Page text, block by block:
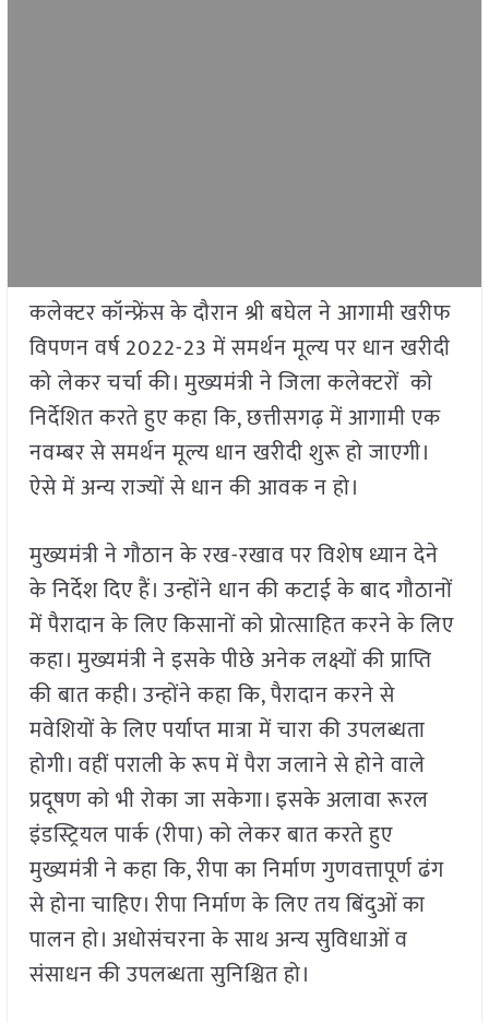
कलेक्टर कॉन्फ्रेंस के दौरान श्री बघेल ने आगामी खरीफ
विपणन वर्ष 2022-23 में समर्थन मूल्य पर धान खरीदी
को लेकर चर्चा की। मुख्यमंत्री ने जिला कलेक्टरों को
निर्देशित करते हुए कहा कि, छत्तीसगढ़ में आगामी एक
नवम्बर से समर्थन मूल्य धान खरीदी शुरू हो जाएगी।
ऐसे में अन्य राज्यों से धान की आवक न हो।
मुख्यमंत्री ने गौठान के रख-रखाव पर विशेष ध्यान देने
के निर्देश दिए हैं। उन्होंने धान की कटाई के बाद गौठानों
में पैरादान के लिए किसानों को प्रोत्साहित करने के लिए
कहा। मुख्यमंत्री ने इसके पीछे अनेक लक्ष्यों की प्राप्ति
की बात कही। उन्होंने कहा कि, पैरादान करने से
मवेशियों के लिए पर्याप्त मात्रा में चारा की उपलब्धता
होगी। वहीं पराली के रूप में पैरा जलाने से होने वाले
प्रदूषण को भी रोका जा सकेगा। इसके अलावा रूरल
इंडस्ट्रियल पार्क (रीपा) को लेकर बात करते हुए
मुख्यमंत्री ने कहा कि, रीपा का निर्माण गुणवत्तापूर्ण ढंग
से होना चाहिए। रीपा निर्माण के लिए तय बिंदुओं का
पालन हो। अधोसंचरना के साथ अन्य सुविधाओं व
संसाधन की उपलब्धता सुनिश्चित हो।